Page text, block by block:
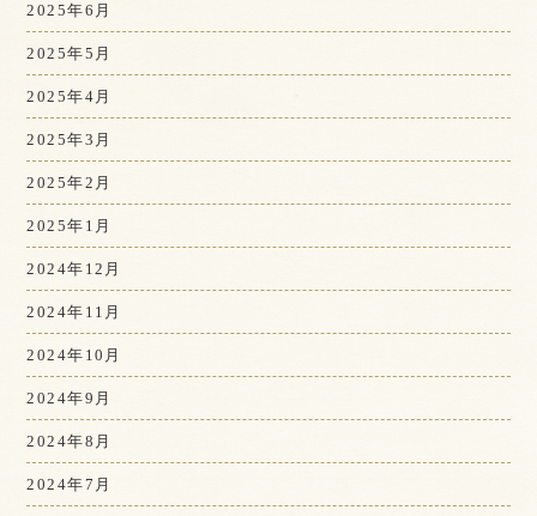
2025年6月
2025年5月
2025年4月
2025年3月
2025年2月
2025年1月
2024年12月
2024年11月
2024年10月
2024年9月
2024年8月
2024年7月